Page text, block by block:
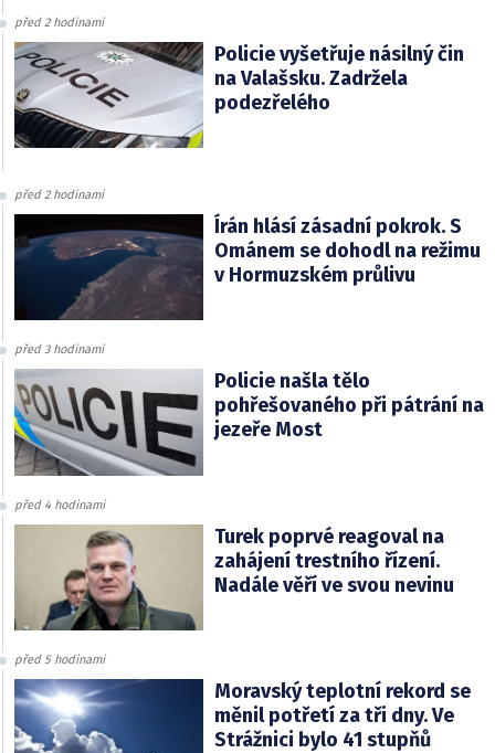
před 2 hodinami
Policie vyšetřuje násilný čin
na Valašsku. Zadržela
podezřelého
před 2 hodinami
Írán hlásí zásadní pokrok. S
Ománem se dohodl na režimu
v Hormuzském průlivu
před 3 hodinami
Policie našla tělo
pohřešovaného při pátrání na
jezeře Most
před 4 hodinami
Turek poprvé reagoval na
zahájení trestního řízení.
Nadále věří ve svou nevinu
před 5 hodinami
Moravský teplotní rekord se
měnil potřetí za tři dny. Ve
Strážnici bylo 41 stupňů